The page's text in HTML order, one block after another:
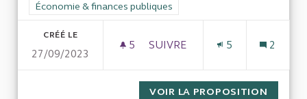
Filtrer les résultats de la catégorie : Économie & finances
Économie & finances publiques
CRÉÉ LE
27/09/2023
5 5 ABONNÉS
SUIVRE
5 2
VOIR LA PROPOSITION